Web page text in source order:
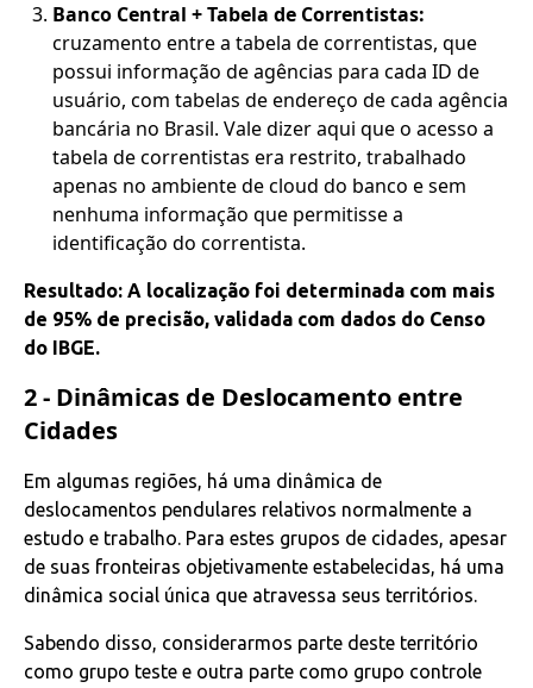
Banco Central + Tabela de Correntistas:
cruzamento entre a tabela de correntistas, que
possui informação de agências para cada ID de
usuário, com tabelas de endereço de cada agência
bancária no Brasil. Vale dizer aqui que o acesso a
tabela de correntistas era restrito, trabalhado
apenas no ambiente de cloud do banco e sem
nenhuma informação que permitisse a
identificação do correntista.
Resultado: A localização foi determinada com mais
de 95% de precisão, validada com dados do Censo
do IBGE.
2 - Dinâmicas de Deslocamento entre
Cidades
Em algumas regiões, há uma dinâmica de
deslocamentos pendulares relativos normalmente a
estudo e trabalho. Para estes grupos de cidades, apesar
de suas fronteiras objetivamente estabelecidas, há uma
dinâmica social única que atravessa seus territórios.
Sabendo disso, considerarmos parte deste território
como grupo teste e outra parte como grupo controle